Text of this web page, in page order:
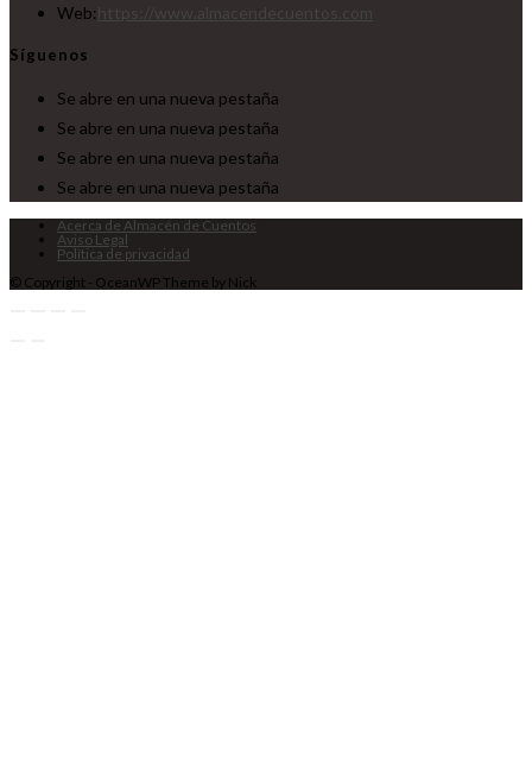
Web:
Síguenos
Se abre en una nueva pestaña
Se abre en una nueva pestaña
Se abre en una nueva pestaña
Se abre en una nueva pestaña
Acerca de Almacén de Cuentos
Aviso Legal
Política de privacidad
© Copyright - OceanWP Theme by Nick